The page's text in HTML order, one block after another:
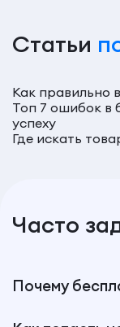
Статьи
Как правильно
Топ 7 ошибок в
успеху
Где искать
Часто
Почему